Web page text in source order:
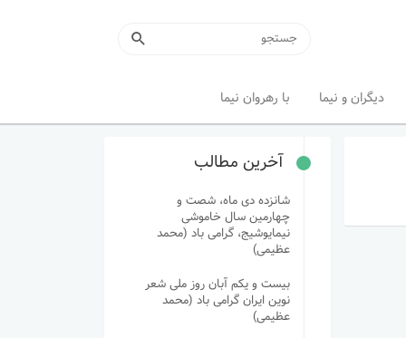
دیگران و نیما با رهروان نیما
آخرین مطالب
شانزده دی ماه، شصت و
چهارمین سال خاموشی
نیمایوشیج، گرامی باد (محمد
عظیمی)
بیست و یکم آبان روز ملی شعر
نوین ایران گرامی باد (محمد
عظیمی)